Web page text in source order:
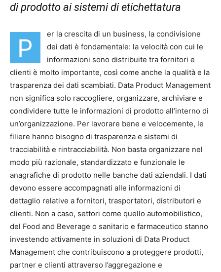
di prodotto ai sistemi di etichettatura
P
er la crescita di un business, la condivisione
dei dati è fondamentale: la velocità con cui le
informazioni sono distribuite tra fornitori e
clienti è molto importante, così come anche la qualità e la
trasparenza dei dati scambiati. Data Product Management
non significa solo raccogliere, organizzare, archiviare e
condividere tutte le informazioni di prodotto all’interno di
un’organizzazione. Per lavorare bene e velocemente, le
filiere hanno bisogno di trasparenza e sistemi di
tracciabilità e rintracciabilità. Non basta organizzare nel
modo più razionale, standardizzato e funzionale le
anagrafiche di prodotto nelle banche dati aziendali. I dati
devono essere accompagnati alle informazioni di
dettaglio relative a fornitori, trasportatori, distributori e
clienti. Non a caso, settori come quello automobilistico,
del Food and Beverage o sanitario e farmaceutico stanno
investendo attivamente in soluzioni di Data Product
Management che contribuiscono a proteggere prodotti,
partner e clienti attraverso l’aggregazione e